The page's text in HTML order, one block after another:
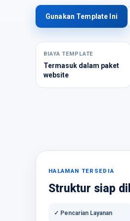
Gunakan Template Ini
BIAYA TEMPLATE
Termasuk dalam paket
website
HALAMAN TERSEDIA
Struktur siap
✓ Pencarian Layanan